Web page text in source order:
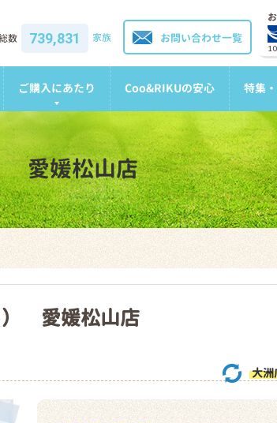
お問い合わせ一覧
数 739,831 家族
ご購入にあたり Coo&RIKUの安心 特集
愛媛松山店
） 愛媛松山店
大洲